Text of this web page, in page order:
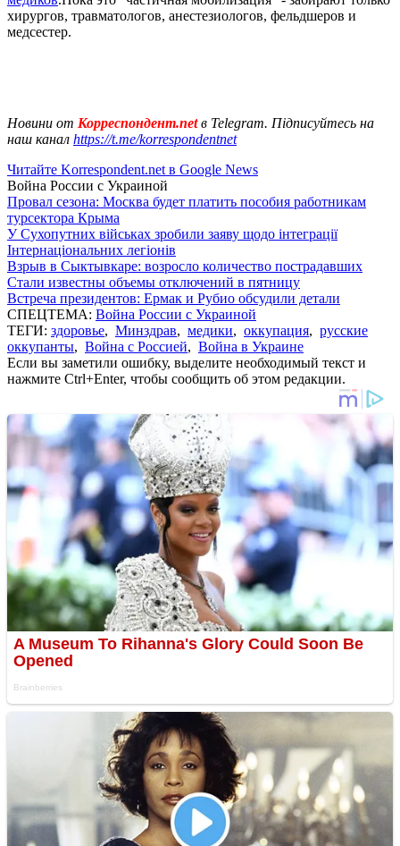
хирургов, травматологов, анестезиологов, фельдшеров и
медсестер.
Новини от Корреспондент.netв Telegram. Підписуйтесь на
наш канал https://t.me/korrespondentnet
Читайте Korrespondent.net в Google News
Война России с Украиной
Провал сезона: Москва будет платить пособия работникам
турсектора Крыма
У Сухопутних військах зробили заяву щодо інтеграції
Інтернаціональних легіонів
Взрыв в Сыктывкаре: возросло количество пострадавших
Стали известны объемы отключений в пятницу
Встреча президентов: Ермак и Рубио обсудили детали
СПЕЦТЕМА: Война России с Украиной
ТЕГИ: здоровье, Минздрав, медики, оккупация, русские
оккупанты, Война с Россией, Война в Украине
Если вы заметили ошибку, выделите необходимый текст и
нажмите Ctrl+Enter, чтобы сообщить об этом редакции.